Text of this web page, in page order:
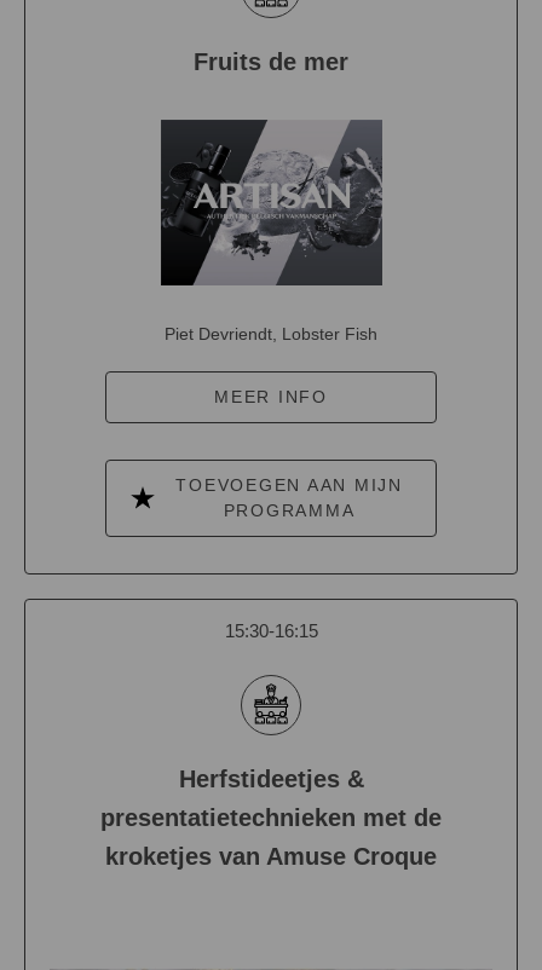
Fruits de mer
Piet Devriendt, Lobster Fish
MEER INFO
TOEVOEGEN AAN MIJN
PROGRAMMA
15:30-16:15
Herfstideetjes &
presentatietechnieken met de
kroketjes van Amuse Croque